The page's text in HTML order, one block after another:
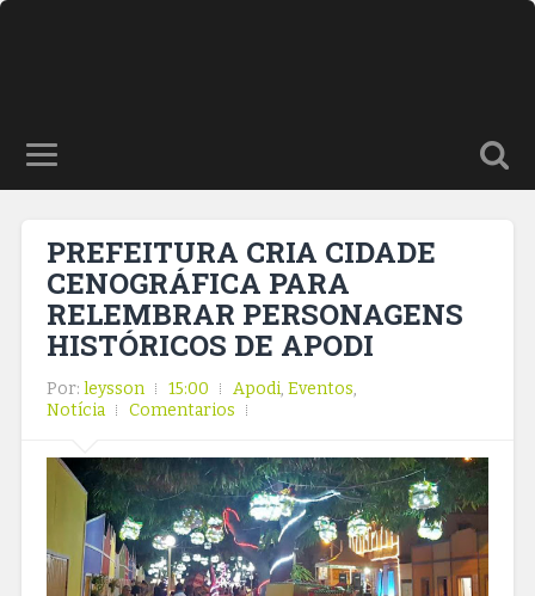
PREFEITURA CRIA CIDADE
CENOGRÁFICA PARA
RELEMBRAR PERSONAGENS
HISTÓRICOS DE APODI
Por: leysson 15:00 Apodi, Eventos,
Notícia
Comentarios